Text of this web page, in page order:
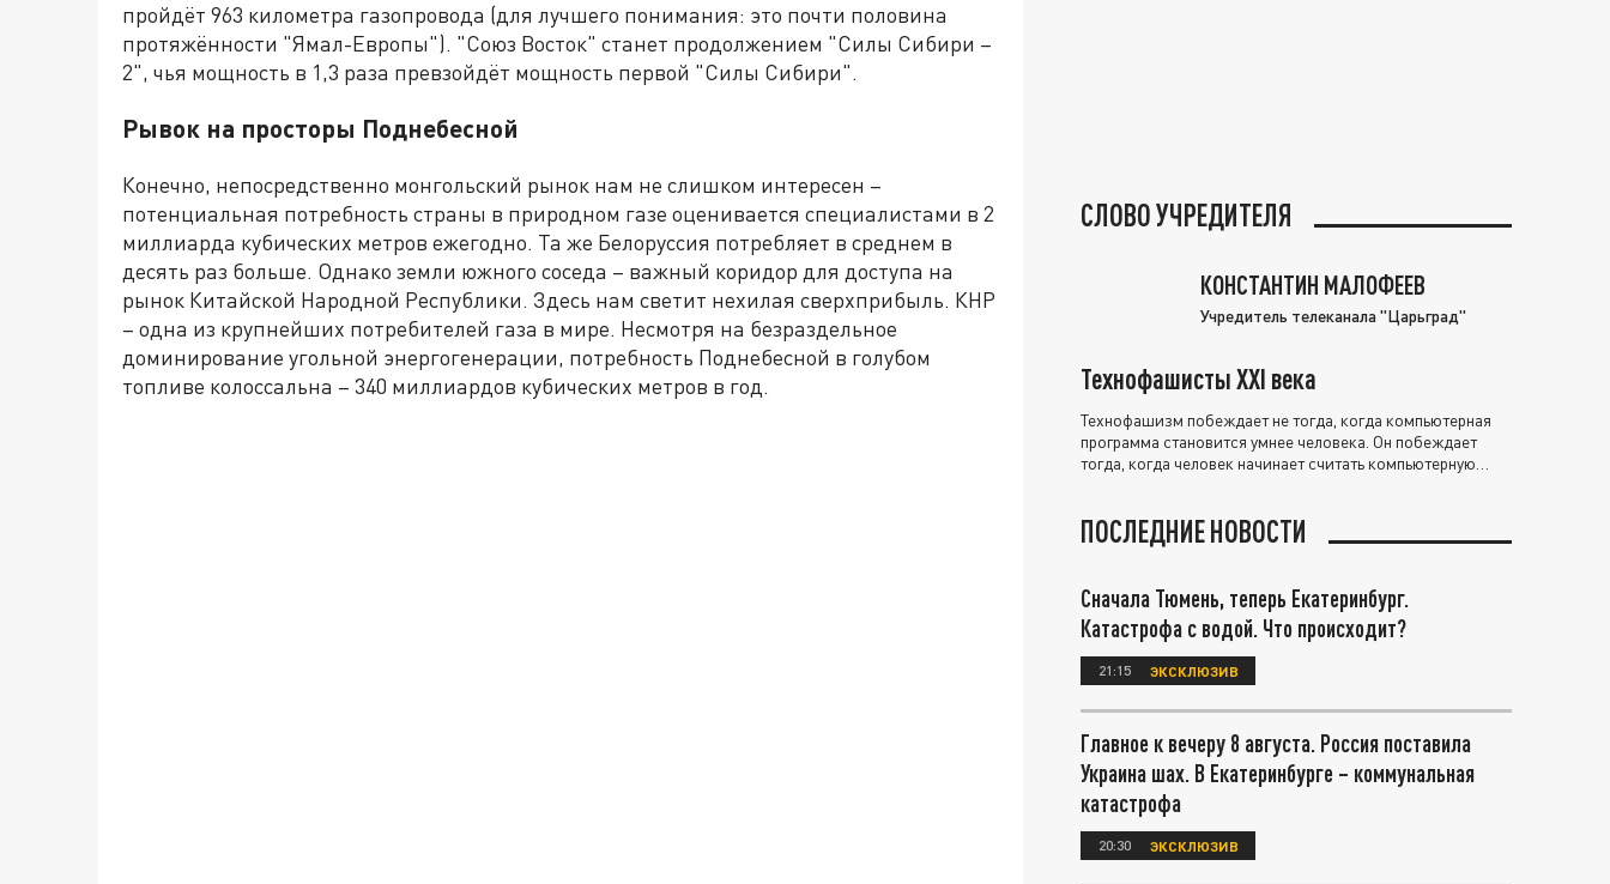
пройдёт 963 километра газопровода (для лучшего понимания: это почти половина
протяжённости "Ямал-Европы"). "Союз Восток" станет продолжением "Силы Сибири –
2", чья мощность в 1,3 раза превзойдёт мощность первой "Силы Сибири".
Рывок на просторы Поднебесной
Конечно, непосредственно монгольский рынок нам не слишком интересен –
потенциальная потребность страны в природном газе оценивается специалистами в 2
миллиарда кубических метров ежегодно. Та же Белоруссия потребляет в среднем в
десять раз больше. Однако земли южного соседа – важный коридор для доступа на
рынок Китайской Народной Республики. Здесь нам светит нехилая сверхприбыль. КНР
– одна из крупнейших потребителей газа в мире. Несмотря на безраздельное
доминирование угольной энергогенерации, потребность Поднебесной в голубом
топливе колоссальна – 340 миллиардов кубических метров в год.
СЛОВО УЧРЕДИТЕЛЯ
КОНСТАНТИН МАЛОФЕЕВ
Учредитель телеканала "Царьград"
Технофашисты XXI века
Технофашизм побеждает не тогда, когда компьютерная
программа становится умнее человека. Он побеждает
тогда, когда человек начинает считать компьютерную
ПОСЛЕДНИЕ НОВОСТИ
Сначала Тюмень, теперь Екатеринбург.
Катастрофа с водой. Что происходит?
21:15 ЭКСКЛЮЗИВ
Главное к вечеру 8 августа. Россия поставила
Украина шах. В Екатеринбурге – коммунальная
катастрофа
20:30 ЭКСКЛЮЗИВ